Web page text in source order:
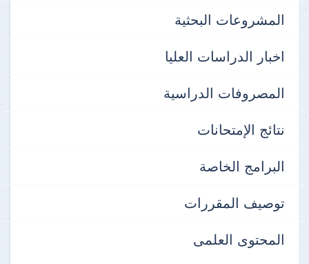
المشروعات البحثية
اخبار الدراسات العليا
المصروفات الدراسية
نتائج الإمتحانات
البرامج الخاصة
توصيف المقررات
المحتوى العلمى